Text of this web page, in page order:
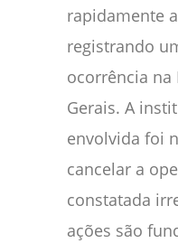
rapidamente
registrando
ocorrência na
Gerais. A
envolvida foi
cancelar a
constatada
ações são